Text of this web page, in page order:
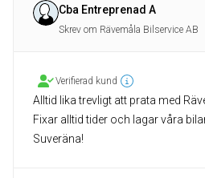
Cba Entreprenad A
Skrev om Rävemåla Bilservice AB
Verifierad kund
Alltid lika trevligt att prata med
Fixar alltid tider och lagar våra
Suveräna!